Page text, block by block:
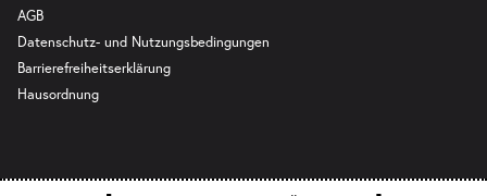
AGB
Datenschutz- und Nutzungsbedingungen
Barrierefreiheitserklärung
Hausordnung